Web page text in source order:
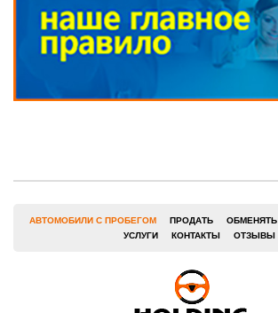
АВТОМОБИЛИ С ПРОБЕГОМ ПРОДАТЬ ОБМЕНЯТЬ
УСЛУГИ
КОНТАКТЫ ОТЗЫВЫ